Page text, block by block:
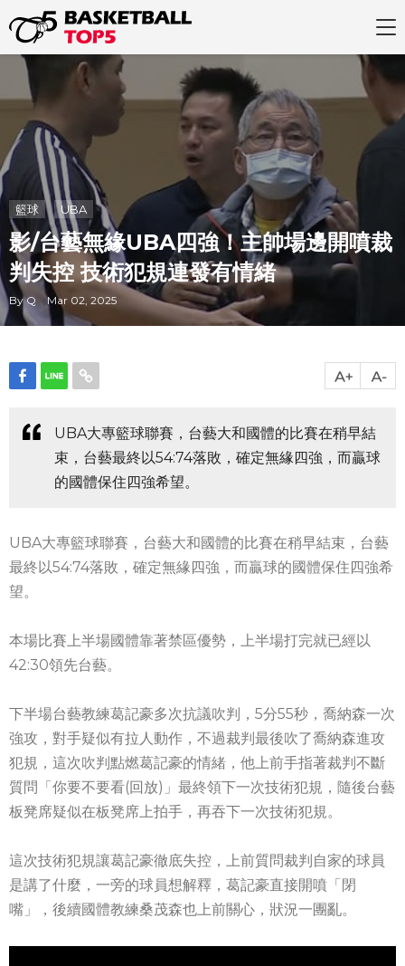
籃球 UBA
影/台藝無緣UBA四強！主帥場邊開噴裁
判失控 技術犯規連發有情緒
By Q Mar 02, 2025
UBA大專籃球聯賽，台藝大和國體的比賽在稍早結
束，台藝最終以54:74落敗，確定無緣四強，而贏球
的國體保住四強希望。
UBA大專籃球聯賽，台藝大和國體的比賽在稍早結束，台藝
最終以54:74落敗，確定無緣四強，而贏球的國體保住四強希
望。
本場比賽上半場國體靠著禁區優勢，上半場打完就已經以
42:30領先台藝。
下半場台藝教練葛記豪多次抗議吹判，5分55秒，喬納森一次
強攻，對手疑似有拉人動作，不過裁判最後吹了喬納森進攻
犯規，這次吹判點燃葛記豪的情緒，他上前手指著裁判不斷
質問「你要不要看(回放)」最終領下一次技術犯規，隨後台藝
板凳席疑似在板凳席上拍手，再吞下一次技術犯規。
這次技術犯規讓葛記豪徹底失控，上前質問裁判自家的球員
是講了什麼，一旁的球員想解釋，葛記豪直接開噴「閉
嘴」，後續國體教練桑茂森也上前關心，狀況一團亂。